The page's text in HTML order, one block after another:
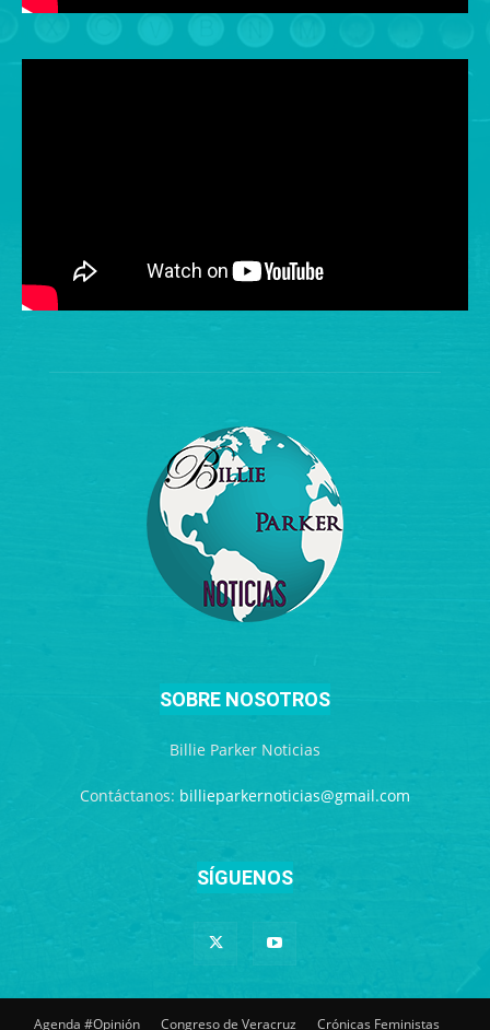
SOBRE NOSOTROS
Billie Parker Noticias
Contáctanos: billieparkernoticias@gmail.com
SÍGUENOS
Agenda #Opinión Congreso de Veracruz Crónicas Feministas